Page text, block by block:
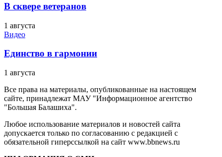
В сквере ветеранов
1 августа
Видео
Единство в гармонии
1 августа
Все права на материалы, опубликованные на настоящем
сайте, принадлежат МАУ "Информационное агентство
"Большая Балашиха".
Любое использование материалов и новостей сайта
допускается только по согласованию с редакцией с
обязательной гиперссылкой на сайт www.bbnews.ru